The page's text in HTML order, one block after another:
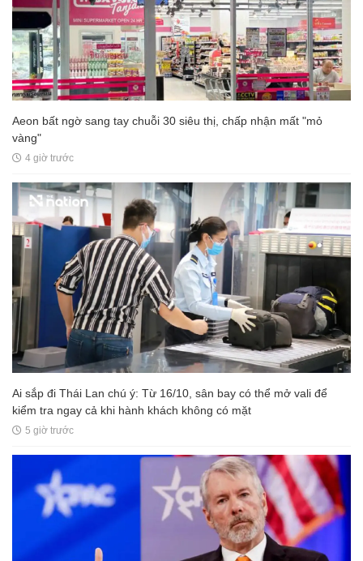
Aeon bất ngờ sang tay chuỗi 30 siêu thị, chấp nhận mất "mỏ
vàng"
4 giờ trước
Ai sắp đi Thái Lan chú ý: Từ 16/10, sân bay có thể mở vali để
kiểm tra ngay cả khi hành khách không có mặt
5 giờ trước